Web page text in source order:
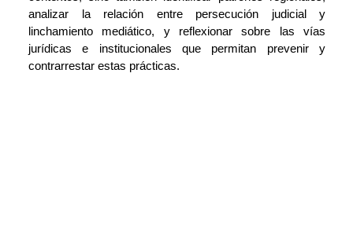
analizar la relación entre persecución judicial y
linchamiento mediático, y reflexionar sobre las vías
jurídicas e institucionales que permitan prevenir y
contrarrestar estas prácticas.